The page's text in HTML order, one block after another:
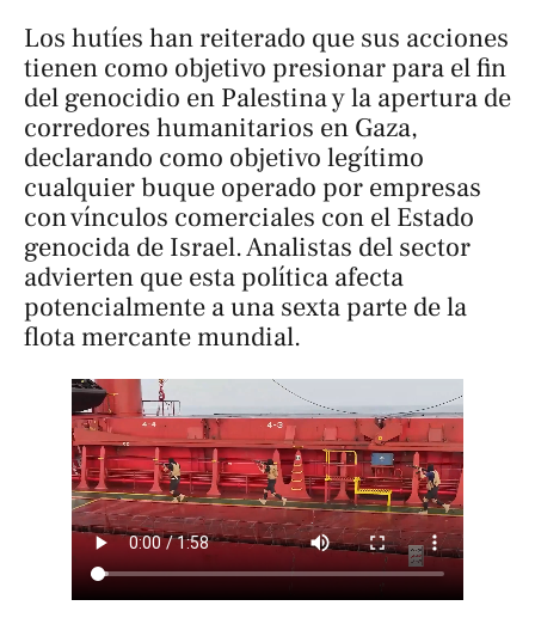
Los hutíes han reiterado que sus acciones
tienen como objetivo presionar para el fin
del genocidio en Palestina y la apertura de
corredores humanitarios en Gaza,
declarando como objetivo legítimo
cualquier buque operado por empresas
con vínculos comerciales con el Estado
genocida de Israel. Analistas del sector
advierten que esta política afecta
potencialmente a una sexta parte de la
flota mercante mundial.